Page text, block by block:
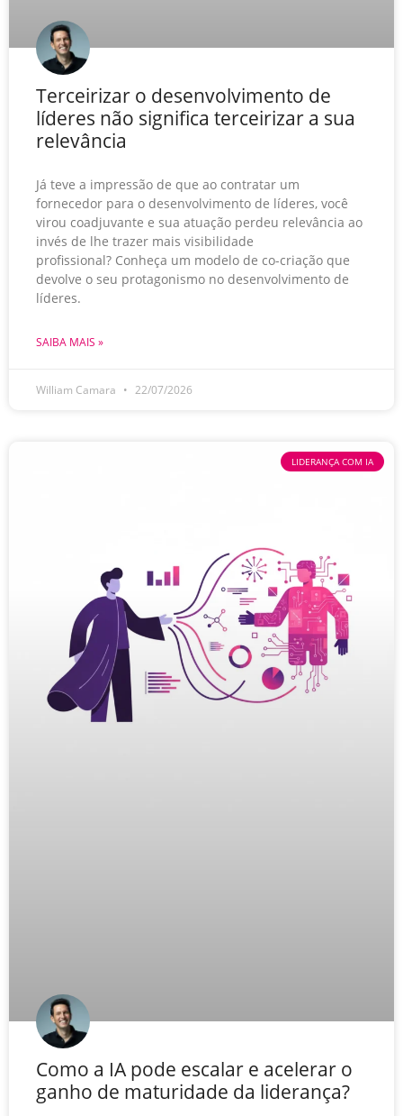
Terceirizar o desenvolvimento de
líderes não significa terceirizar a sua
relevância
Já teve a impressão de que ao contratar um
fornecedor para o desenvolvimento de líderes, você
virou coadjuvante e sua atuação perdeu relevância ao
invés de lhe trazer mais visibilidade
profissional? Conheça um modelo de co-criação que
devolve o seu protagonismo no desenvolvimento de
líderes.
SAIBA MAIS »
William Camara 22/07/2026
LIDERANÇA COM IA
Como a IA pode escalar e acelerar o
ganho de maturidade da liderança?